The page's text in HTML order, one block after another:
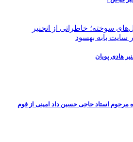
هادی پویان
مرحوم استاد حاجی حسین داد امینی از قوم